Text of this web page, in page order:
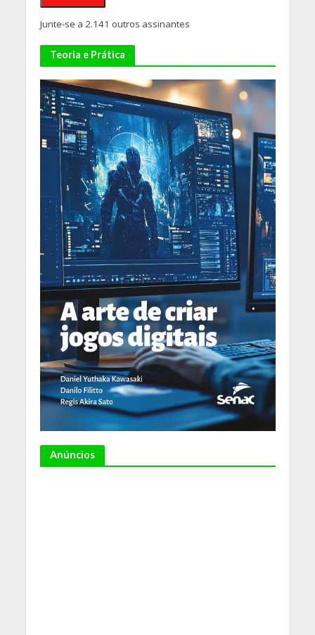
Junte-se a 2.141 outros assinantes
Teoria e Prática
Anúncios